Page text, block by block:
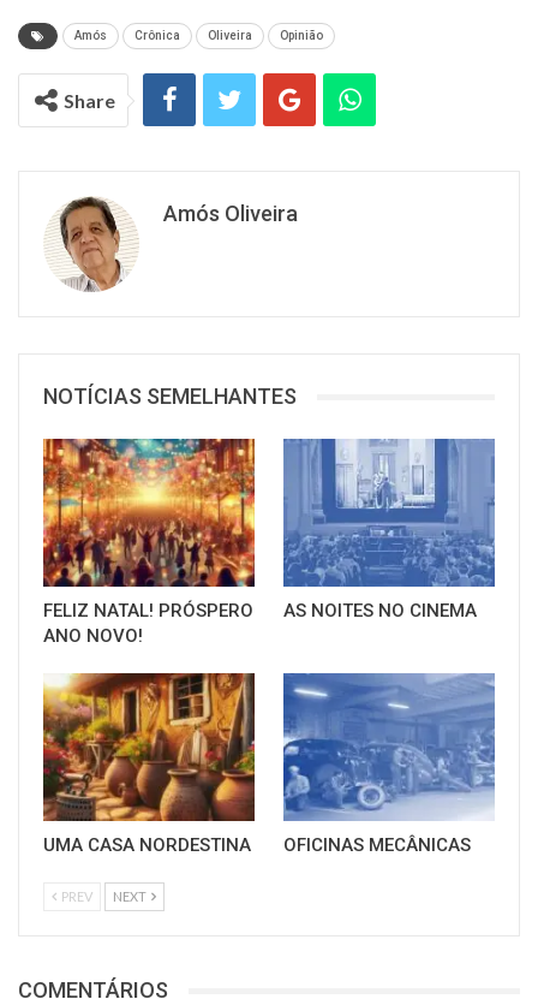
Amós Crônica Oliveira Opinião
Share
Amós Oliveira
NOTÍCIAS SEMELHANTES
FELIZ NATAL! PRÓSPERO
ANO NOVO!
AS NOITES NO CINEMA
UMA CASA NORDESTINA OFICINAS MECÂNICAS
PREV NEXT
COMENTÁRIOS